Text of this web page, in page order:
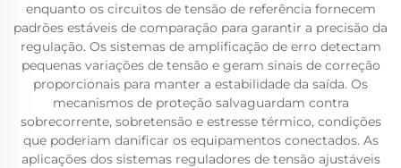
enquanto os circuitos de tensão de referência fornecem
padrões estáveis de comparação para garantir a precisão da
regulação. Os sistemas de amplificação de erro detectam
pequenas variações de tensão e geram sinais de correção
proporcionais para manter a estabilidade da saída. Os
mecanismos de proteção salvaguardam contra
sobrecorrente, sobretensão e estresse térmico, condições
que poderiam danificar os equipamentos conectados. As
aplicações dos sistemas reguladores de tensão ajustáveis